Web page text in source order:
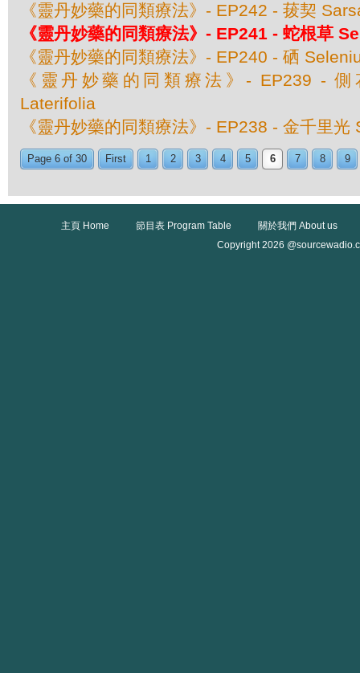
《靈丹妙藥的同類療法》- EP242 - 菝契
《靈丹妙藥的同類療法》- EP241 - 蛇根草
《靈丹妙藥的同類療法》- EP240 - 硒
《靈丹妙藥的同類療法》- EP239 - 側
Laterifolia
《靈丹妙藥的同類療法》- EP238 - 金千里
Page 6 of 30 First 1 2 3 4 5 6 7 8 9
主頁 Home 節目表 Program Table
關於我們 About us
Copyright 2026